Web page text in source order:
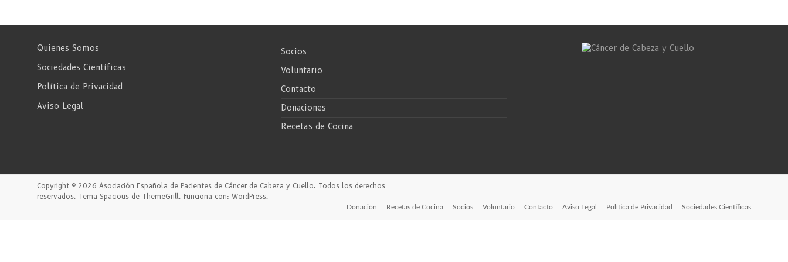
Quienes Somos
Sociedades Científicas
Política de Privacidad
Aviso Legal
Socios
Voluntario
Contacto
Donaciones
Recetas de Cocina
Copyright © 2026 Asociación Española de Pacientes de Cáncer de Cabeza y Cuello. Todos los derechos
reservados. Tema Spacious de ThemeGrill. Funciona con: WordPress.
Donación Recetas de Cocina Socios Voluntario Contacto Aviso Legal Política de Privacidad Sociedades Científicas